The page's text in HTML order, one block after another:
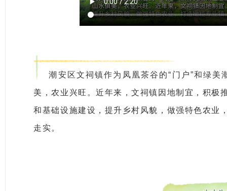
潮安区文祠镇作为凤凰茶谷的“门户”和绿
美，农业兴旺。近年来，文祠镇因地制宜，积极
和基础设施建设，提升乡村风貌，做强特色农业
走实。